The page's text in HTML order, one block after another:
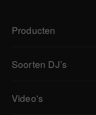
Producten
Dj-mixers
Alles-in-één DJ-systemen
DJ-samplers
DJ-effectors
Soorten DJ’s
Livestreaming
Café's en kleine horeca
Video's